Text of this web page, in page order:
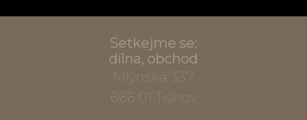
Setkejme se:
dílna, obchod
Mlýnská 337
666 01 Tišnov